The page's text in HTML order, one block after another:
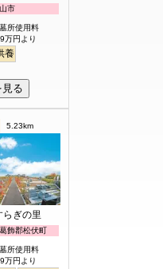
市
所使用料
万円より
養
る
5.23km
らぎの里
飾郡松伏町
所使用料
万円より